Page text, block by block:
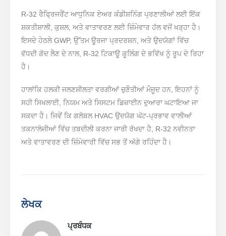
R-32 ਰੈਫ੍ਰਿਜਰੈਂਟ ਆਧੁਨਿਕ ਏਅਰ ਕੰਡੀਸ਼ਨਿੰਗ ਪ੍ਰਣਾਲੀਆਂ ਲਈ ਇੱਕ
ਸ਼ਕਤੀਸ਼ਾਲੀ, ਕੁਸ਼ਲ, ਅਤੇ ਵਾਤਾਵਰਣ ਲਈ ਜ਼ਿੰਮੇਵਾਰ ਹੱਲ ਵਜੋਂ ਖੜ੍ਹਾ ਹੈ।
ਇਸਦੇ ਹੇਠਲੇ GWP, ਉੱਤਮ ਊਰਜਾ ਪ੍ਰਦਰਸ਼ਨ, ਅਤੇ ਉਦਯੋਗਾਂ ਵਿੱਚ
ਵੱਧਦੀ ਗੋਦ ਲੈਣ ਦੇ ਨਾਲ, R-32 ਟਿਕਾਊ ਕੂਲਿੰਗ ਦੇ ਭਵਿੱਖ ਨੂੰ ਰੂਪ ਦੇ ਰਿਹਾ
ਹੈ।
ਹਾਲਾਂਕਿ ਹਲਕੀ ਜਲਣਸ਼ੀਲਤਾ ਵਰਗੀਆਂ ਚੁਣੌਤੀਆਂ ਮੌਜੂਦ ਹਨ, ਇਹਨਾਂ ਨੂੰ
ਸਹੀ ਸਿਖਲਾਈ, ਨਿਯਮ ਅਤੇ ਸਿਸਟਮ ਡਿਜ਼ਾਈਨ ਦੁਆਰਾ ਘਟਾਇਆ ਜਾ
ਸਕਦਾ ਹੈ। ਜਿਵੇਂ ਕਿ ਗਲੋਬਲ HVAC ਉਦਯੋਗ ਘੱਟ-ਪ੍ਰਭਾਵ ਵਾਲੀਆਂ
ਤਕਨਾਲੋਜੀਆਂ ਵਿੱਚ ਤਬਦੀਲੀ ਕਰਨਾ ਜਾਰੀ ਰੱਖਦਾ ਹੈ, R-32 ਨਵੀਨਤਾ
ਅਤੇ ਵਾਤਾਵਰਣ ਦੀ ਜ਼ਿੰਮੇਵਾਰੀ ਵਿੱਚ ਸਭ ਤੋਂ ਅੱਗੇ ਰਹਿੰਦਾ ਹੈ।
ਲੇਖਕ
ਪ੍ਰਬੰਧਕ